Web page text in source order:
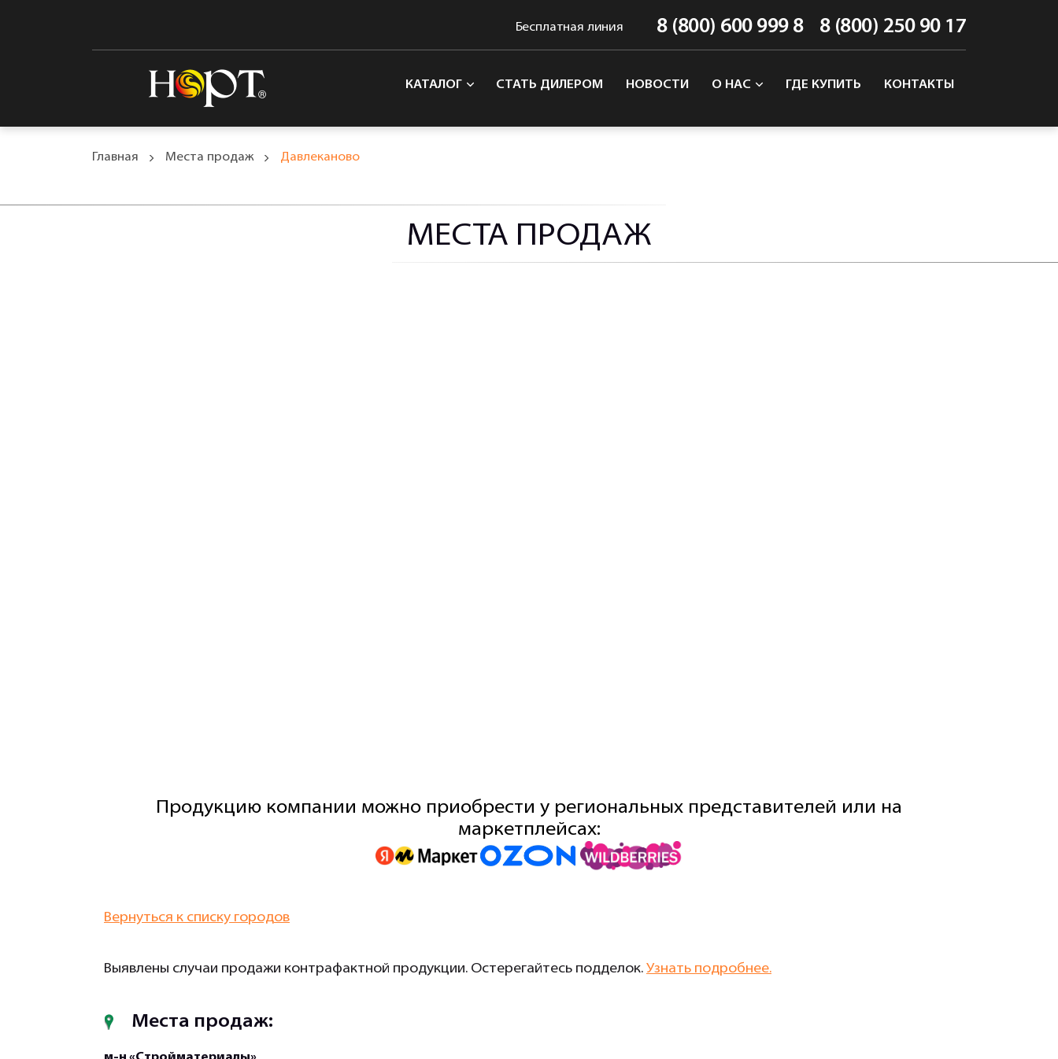
КАТАЛОГ СТАТЬ ДИЛЕРОМ НОВОСТИ О НАС ГДЕ КУПИТЬ КОНТАКТЫ
Бесплатная линия 8 (800) 600 999 8 8 (800) 250 90 17
Главная Места продаж Давлеканово
МЕСТА ПРОДАЖ
Продукцию компании можно приобрести у региональных представителей или на
маркетплейсах:
Вернуться к списку городов
Выявлены случаи продажи контрафактной продукции. Остерегайтесь подделок. Узнать подробнее.
Места продаж: